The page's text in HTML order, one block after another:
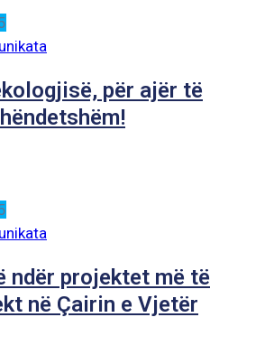
për ajër të
ndër projektet më të
në Çairin e Vjetër